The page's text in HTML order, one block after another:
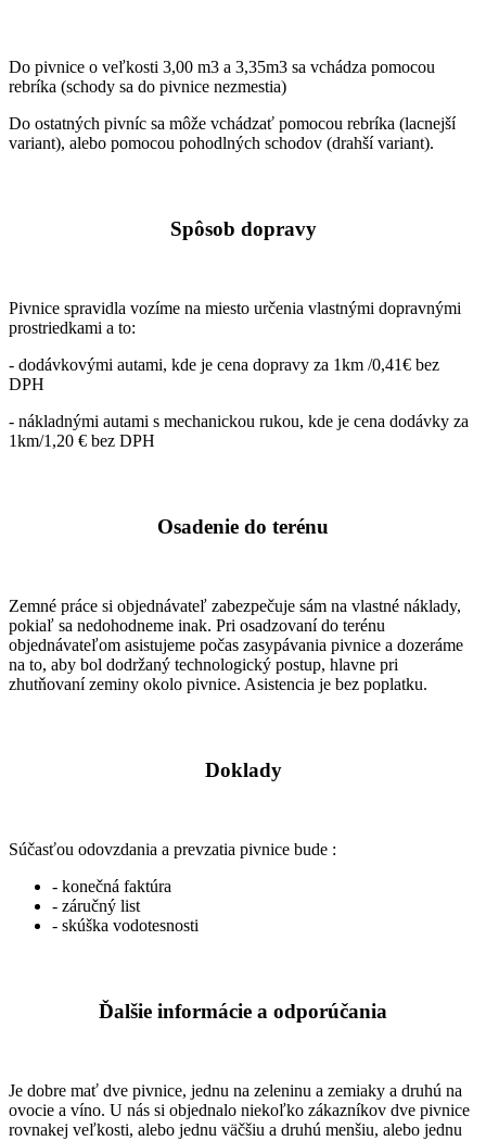
Do pivnice o veľkosti 3,00 m3 a 3,35m3 sa vchádza pomocou
rebríka (schody sa do pivnice nezmestia)
Do ostatných pivníc sa môže vchádzať pomocou rebríka (lacnejší
variant), alebo pomocou pohodlných schodov (drahší variant).
Spôsob dopravy
Pivnice spravidla vozíme na miesto určenia vlastnými dopravnými
prostriedkami a to:
- dodávkovými autami, kde je cena dopravy za 1km /0,41€ bez
DPH
- nákladnými autami s mechanickou rukou, kde je cena dodávky za
1km/1,20 € bez DPH
Osadenie do terénu
Zemné práce si objednávateľ zabezpečuje sám na vlastné náklady,
pokiaľ sa nedohodneme inak. Pri osadzovaní do terénu
objednávateľom asistujeme počas zasypávania pivnice a dozeráme
na to, aby bol dodržaný technologický postup, hlavne pri
zhutňovaní zeminy okolo pivnice. Asistencia je bez poplatku.
Doklady
Súčasťou odovzdania a prevzatia pivnice bude :
- konečná faktúra
- záručný list
- skúška vodotesnosti
Ďalšie informácie a odporúčania
Je dobre mať dve pivnice, jednu na zeleninu a zemiaky a druhú na
ovocie a víno. U nás si objednalo niekoľko zákazníkov dve pivnice
rovnakej veľkosti, alebo jednu väčšiu a druhú menšiu, alebo jednu